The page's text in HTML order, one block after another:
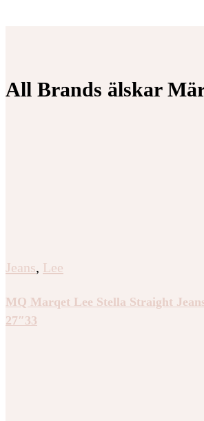
All Brands älskar
Jeans, Lee
MQ Marqet Lee Stella Straight
27″33